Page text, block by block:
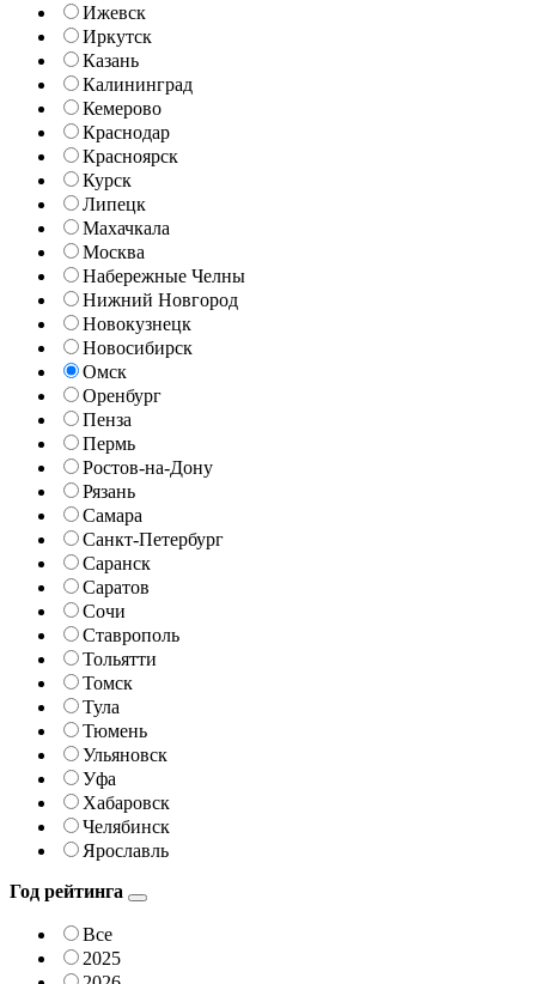
Ижевск
Иркутск
Казань
Калининград
Кемерово
Краснодар
Красноярск
Курск
Липецк
Махачкала
Москва
Набережные Челны
Нижний Новгород
Новокузнецк
Новосибирск
Омск
Оренбург
Пенза
Пермь
Ростов-на-Дону
Рязань
Самара
Санкт-Петербург
Саранск
Саратов
Сочи
Ставрополь
Тольятти
Томск
Тула
Тюмень
Ульяновск
Уфа
Хабаровск
Челябинск
Ярославль
Год рейтинга
Все
2025